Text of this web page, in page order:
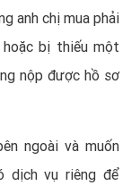
anh chị mua phải
bị thiếu một
nộp được hồ sơ
ngoài và muốn
dịch vụ riêng để